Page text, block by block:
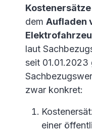
Kostenersätze
dem Aufladen
laut
seit 01.01.2023
zwar konkret:
einer